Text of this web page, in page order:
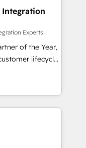
構築します。意
す。 1️⃣
一元化から、
統合運用、デー
に対応します。
を設計・実装。
せ、役割定義・
して主導。「設
Integration
Experts
of the Year,
lifecycle
(AI &
(Paid Media),
brands. 🔄
Globalia’s